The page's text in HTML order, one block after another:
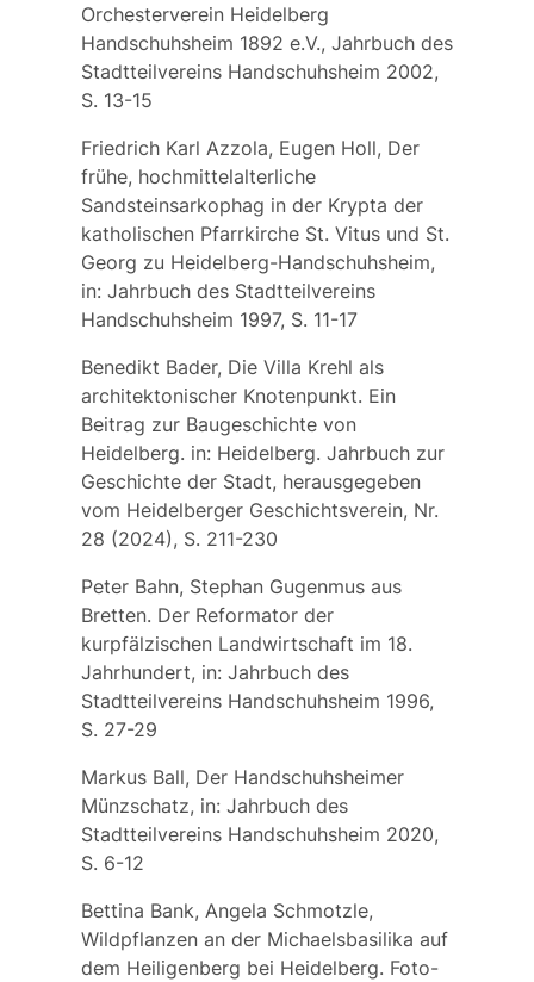
Orchesterverein Heidelberg
Handschuhsheim 1892 e.V., Jahrbuch des
Stadtteilvereins Handschuhsheim 2002,
S. 13-15
Friedrich Karl Azzola, Eugen Holl, Der
frühe, hochmittelalterliche
Sandsteinsarkophag in der Krypta der
katholischen Pfarrkirche St. Vitus und St.
Georg zu Heidelberg-Handschuhsheim,
in: Jahrbuch des Stadtteilvereins
Handschuhsheim 1997, S. 11-17
Benedikt Bader, Die Villa Krehl als
architektonischer Knotenpunkt. Ein
Beitrag zur Baugeschichte von
Heidelberg. in: Heidelberg. Jahrbuch zur
Geschichte der Stadt, herausgegeben
vom Heidelberger Geschichtsverein, Nr.
28 (2024), S. 211-230
Peter Bahn, Stephan Gugenmus aus
Bretten. Der Reformator der
kurpfälzischen Landwirtschaft im 18.
Jahrhundert, in: Jahrbuch des
Stadtteilvereins Handschuhsheim 1996,
S. 27-29
Markus Ball, Der Handschuhsheimer
Münzschatz, in: Jahrbuch des
Stadtteilvereins Handschuhsheim 2020,
S. 6-12
Bettina Bank, Angela Schmotzle,
Wildpflanzen an der Michaelsbasilika auf
dem Heiligenberg bei Heidelberg. Foto-